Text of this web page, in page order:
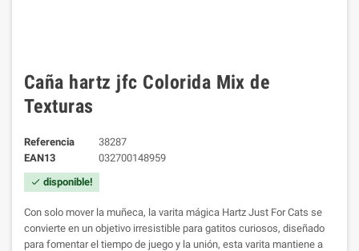
Caña hartz jfc Colorida Mix de
Texturas
Referencia
38287
EAN13
032700148959
check disponible!
Con solo mover la muñeca, la varita mágica Hartz Just For Cats se
convierte en un objetivo irresistible para gatitos curiosos, diseñado
para fomentar el tiempo de juego y la unión, esta varita mantiene a